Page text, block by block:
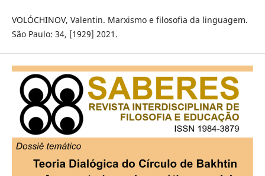
VOLÓCHINOV, Valentin. Marxismo e filosofia da linguagem.
São Paulo: 34, [1929] 2021.